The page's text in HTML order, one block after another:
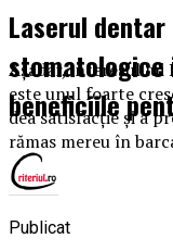
Aşadar, interesul
este unul foarte
dea satisfacţie şi a
rămas mereu în
Laserul
beneficiile
Publicat